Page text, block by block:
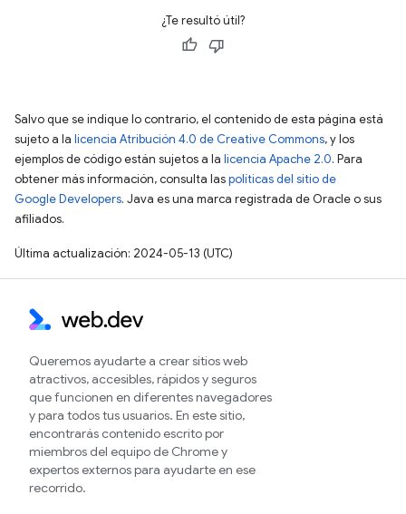
¿Te resultó útil?
Salvo que se indique lo contrario, el contenido de esta página está
sujeto a la licencia Atribución 4.0 de Creative Commons, y los
ejemplos de código están sujetos a la licencia Apache 2.0. Para
obtener más información, consulta laspolíticas del sitio de
Google Developers. Java es una marca registrada de Oracle o sus
afiliados.
Última actualización: 2024-05-13 (UTC)
Queremos ayudarte a crear sitios web
atractivos, accesibles, rápidos y seguros
que funcionen en diferentes navegadores
y para todos tus usuarios. En este sitio,
encontrarás contenido escrito por
miembros del equipo de Chrome y
expertos externos para ayudarte en ese
recorrido.